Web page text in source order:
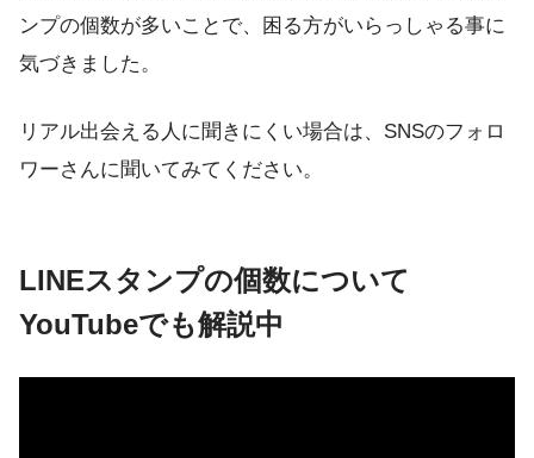
ンプの個数が多いことで、困る方がいらっしゃる事に
気づきました。
リアル出会える人に聞きにくい場合は、SNSのフォロ
ワーさんに聞いてみてください。
LINEスタンプの個数について
YouTubeでも解説中